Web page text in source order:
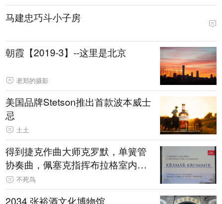
马建忠巧斗小子房
朝霞【2019-3】--这里是北京
老郑的摄影
美国品牌Stetson推出首款波本威士
忌
土土
得到捷克作曲大师克罗默，单簧管
协奏曲，佩塞克指挥布拉格室内交
响乐团
不死鸟
2034.张裕酒文化博物馆